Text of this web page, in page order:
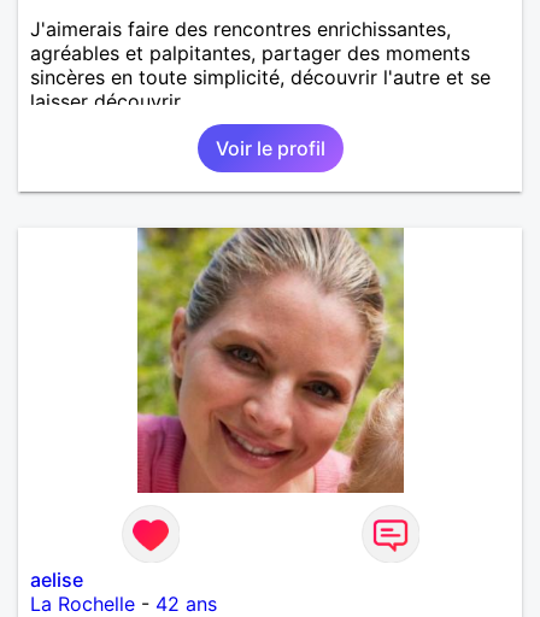
J'aimerais faire des rencontres enrichissantes,
agréables et palpitantes, partager des moments
sincères en toute simplicité, découvrir l'autre et se
laisser découvrir.
Voir le profil
aelise
La Rochelle - 42 ans